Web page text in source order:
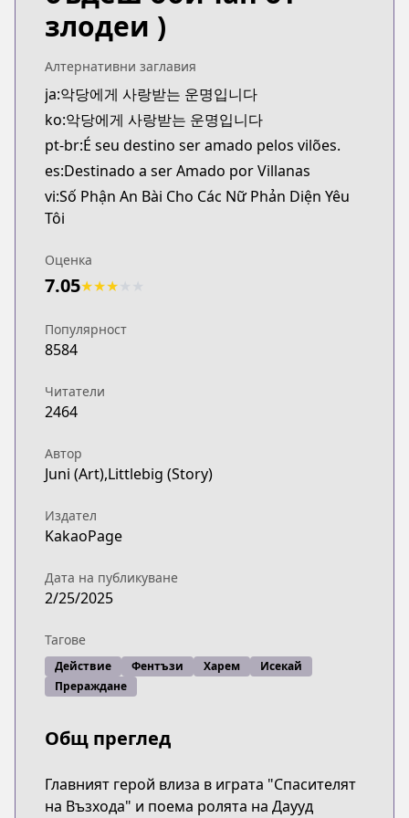
злодеи )
Алтернативни заглавия
ja:악당에게 사랑받는 운명입니다
ko:악당에게 사랑받는 운명입니다
pt-br:É seu destino ser amado pelos vilões.
es:Destinado a ser Amado por Villanas
vi:Số Phận An Bài Cho Các Nữ Phản Diện Yêu
Tôi
Оценка
7.05★★★
Популярност
8584
Читатели
2464
Автор
Juni (Art),Littlebig (Story)
Издател
KakaoPage
Дата на публикуване
2/25/2025
Тагове
Действие Фентъзи Харем
Исекай
Прераждане
Общ преглед
Главният герой влиза в играта "Спасителят
на Възхода" и поема ролята на Даууд